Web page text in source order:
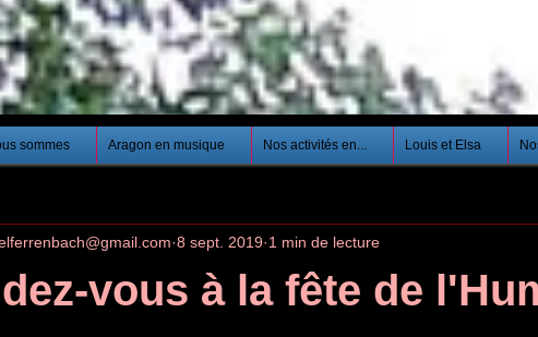
sommes Aragon en musique Nos activités en... Louis et Elsa
vous à la fête de
8 sept. 2019 1 min de lecture